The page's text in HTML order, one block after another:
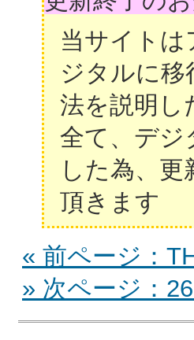
当サイト
ジタルに移
法を説明し
全て、デジ
した為、
頂きます
« 前ページ：
» 次ページ：